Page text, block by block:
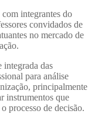
integrantes do
convidados de
no mercado de
integrada das
para análise
principalmente
instrumentos que
processo de decisão.